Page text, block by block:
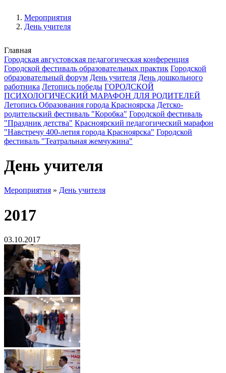
Мероприятия
День учителя
Главная
Городская августовская педагогическая конференция
Городской фестиваль образовательных практик Городской
образовательный форум День учителя День дошкольного
работника Летопись победы ГОРОДСКОЙ
ПСИХОЛОГИЧЕСКИЙ МАРАФОН ДЛЯ РОДИТЕЛЕЙ
Летопись Образования города Красноярска Детско-
родительский фестиваль "Коробка" Городской фестиваль
"Праздник детства" Красноярский педагогический марафон
"Навстречу 400-летия города Красноярска" Городской
фестиваль "Театральная жемчужина"
День учителя
Мероприятия » День учителя
2017
03.10.2017